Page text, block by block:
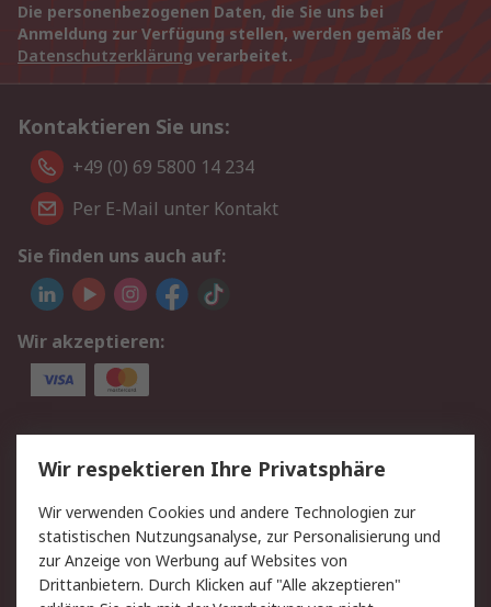
Die personenbezogenen Daten, die Sie uns bei
Anmeldung zur Verfügung stellen, werden gemäß der
Datenschutzerklärung verarbeitet.
Kontaktieren Sie uns:
+49 (0) 69 5800 14 234
Per E-Mail unter Kontakt
Sie finden uns auch auf:
Wir akzeptieren:
Service
Value Added Services
Lieferlösungen
Rücksendungen
Kontakt
Hilfe
Privatkunden
Rechtliches
Wir respektieren Ihre Privatsphäre
Wir verwenden Cookies und andere Technologien zur
statistischen Nutzungsanalyse, zur Personalisierung und
zur Anzeige von Werbung auf Websites von
Drittanbietern. Durch Klicken auf "Alle akzeptieren"